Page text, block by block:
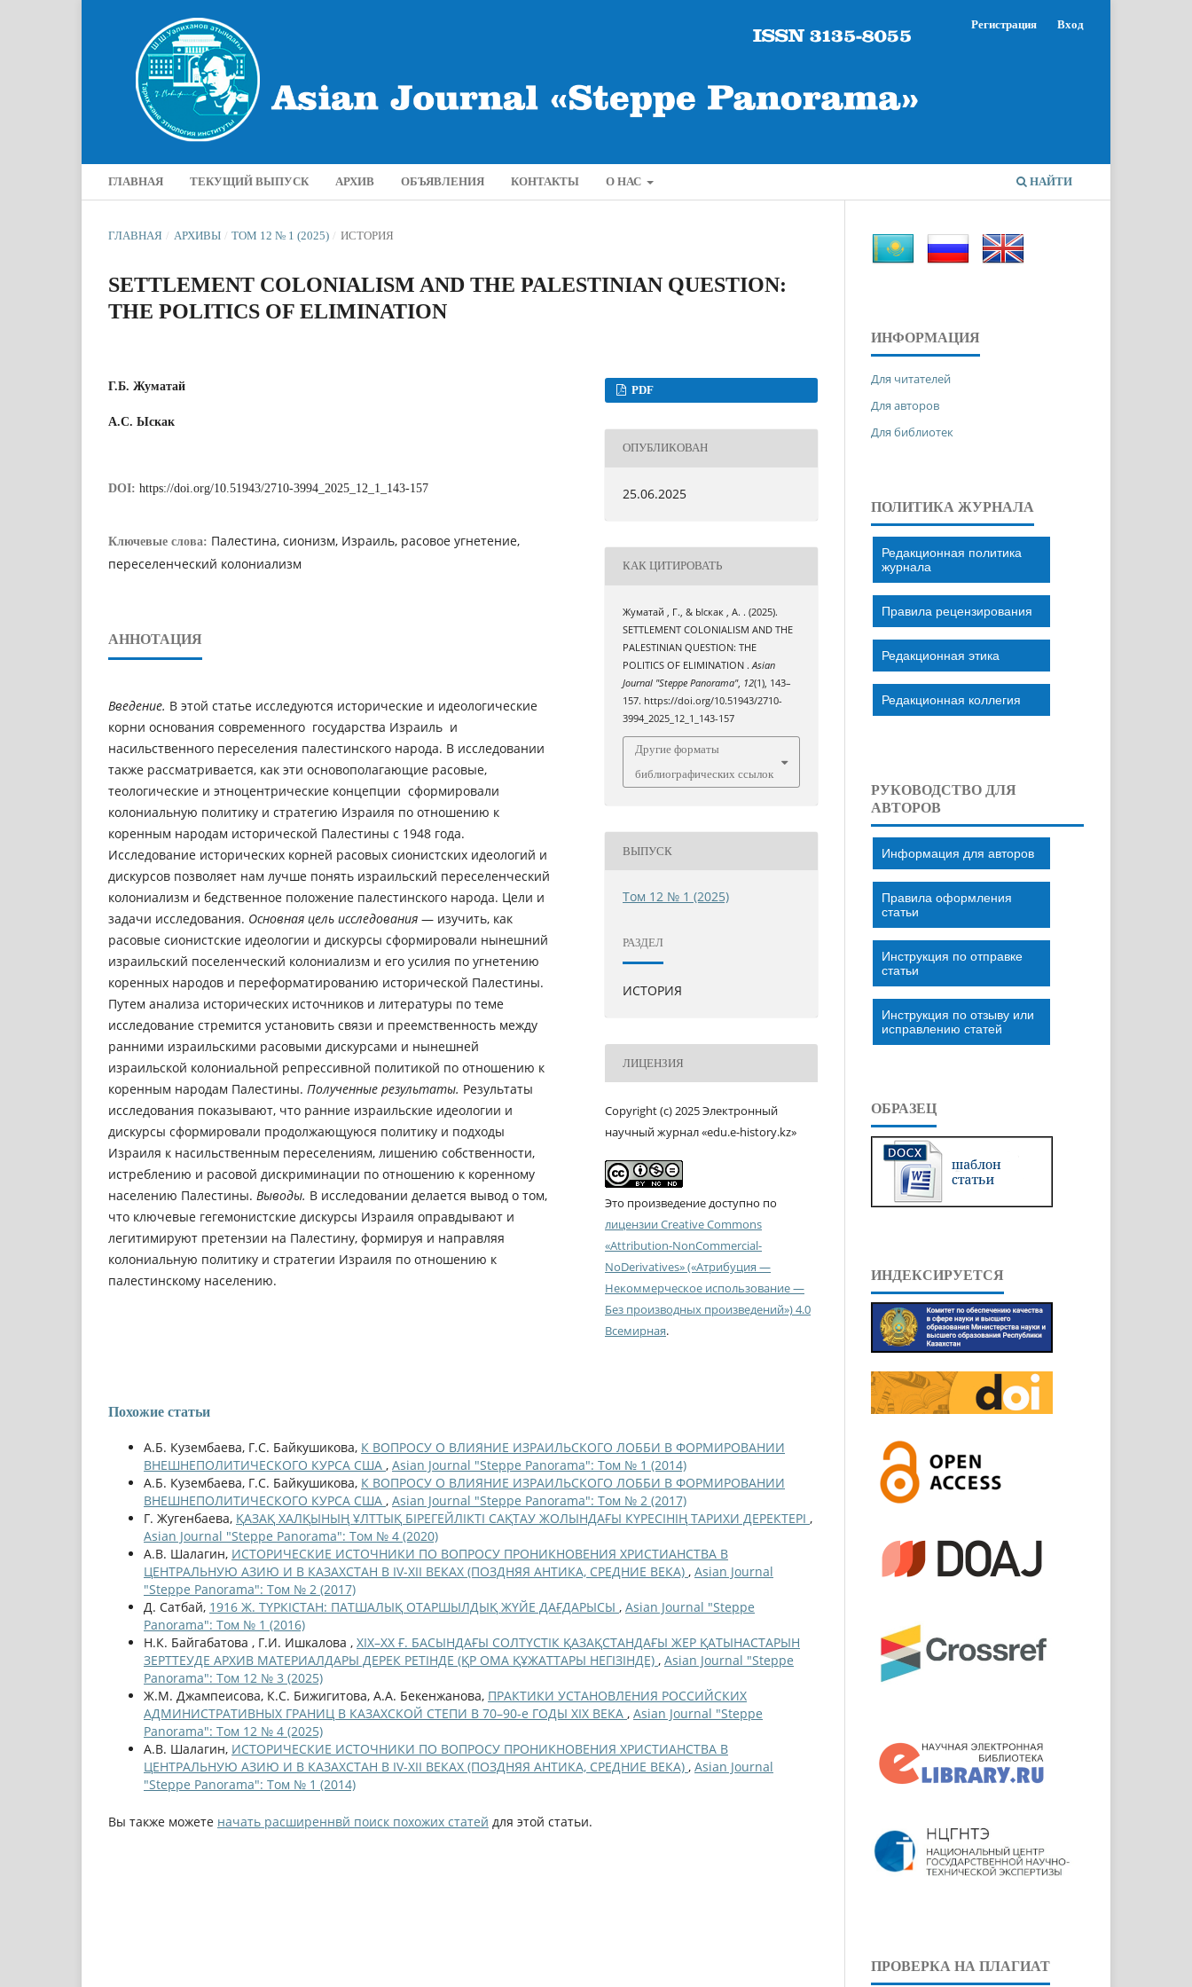
ГЛАВНАЯ ТЕКУЩИЙ ВЫПУСК АРХИВ ОБЪЯВЛЕНИЯ КОНТАКТЫ О НАС НАЙТИ
Регистрация Вход
ГЛАВНАЯ / АРХИВЫ / ТОМ 12 № 1 (2025) / ИСТОРИЯ
SETTLEMENT COLONIALISM AND THE PALESTINIAN QUESTION:
THE POLITICS OF ELIMINATION
Г.Б. Жуматай
А.С. Ыскак
DOI: https://doi.org/10.51943/2710-3994_2025_12_1_143-157
Ключевые слова: Палестина, сионизм, Израиль, расовое угнетение,
переселенческий колониализм
АННОТАЦИЯ
Введение. В этой статье исследуются исторические и идеологические
корни основания современного государства Израиль и
насильственного переселения палестинского народа. В исследовании
также рассматривается, как эти основополагающие расовые,
теологические и этноцентрические концепции сформировали
колониальную политику и стратегию Израиля по отношению к
коренным народам исторической Палестины с 1948 года.
Исследование исторических корней расовых сионистских идеологий и
дискурсов позволяет нам лучше понять израильский переселенческий
колониализм и бедственное положение палестинского народа. Цели и
задачи исследования. Основная цель исследования — изучить, как
расовые сионистские идеологии и дискурсы сформировали нынешний
израильский поселенческий колониализм и его усилия по угнетению
коренных народов и переформатированию исторической Палестины.
Путем анализа исторических источников и литературы по теме
исследование стремится установить связи и преемственность между
ранними израильскими расовыми дискурсами и нынешней
израильской колониальной репрессивной политикой по отношению к
коренным народам Палестины. Полученные результаты. Результаты
исследования показывают, что ранние израильские идеологии и
дискурсы сформировали продолжающуюся политику и подходы
Израиля к насильственным переселениям, лишению собственности,
истреблению и расовой дискриминации по отношению к коренному
населению Палестины. Выводы. В исследовании делается вывод о том,
что ключевые гегемонистские дискурсы Израиля оправдывают и
легитимируют претензии на Палестину, формируя и направляя
колониальную политику и стратегии Израиля по отношению к
палестинскому населению.
PDF
ОПУБЛИКОВАН
25.06.2025
КАК ЦИТИРОВАТЬ
Жуматай , Г., & Ыскак , А. . (2025).
SETTLEMENT COLONIALISM AND THE
PALESTINIAN QUESTION: THE
POLITICS OF ELIMINATION .Asian
Journal "Steppe Panorama", 12(1), 143–
157. https://doi.org/10.51943/2710-
3994_2025_12_1_143-157
Другие форматы
библиографических ссылок
ВЫПУСК
Том 12 № 1 (2025)
РАЗДЕЛ
ИСТОРИЯ
ЛИЦЕНЗИЯ
Copyright (c) 2025 Электронный
научный журнал «edu.e-history.kz»
Это произведение доступно по
лицензии Creative Commons
«Attribution-NonCommercial-
NoDerivatives» («Атрибуция —
Некоммерческое использование —
Без производных произведений») 4.0
Всемирная.
Похожие статьи
А.Б. Кузембаева, Г.С. Байкушикова, К ВОПРОСУ О ВЛИЯНИЕ ИЗРАИЛЬСКОГО ЛОББИ В ФОРМИРОВАНИИ
ВНЕШНЕПОЛИТИЧЕСКОГО КУРСА США , Asian Journal "Steppe Panorama": Том № 1 (2014)
А.Б. Кузембаева, Г.С. Байкушикова, К ВОПРОСУ О ВЛИЯНИЕ ИЗРАИЛЬСКОГО ЛОББИ В ФОРМИРОВАНИИ
ВНЕШНЕПОЛИТИЧЕСКОГО КУРСА США , Asian Journal "Steppe Panorama": Том № 2 (2017)
Г. Жугенбаева, ҚАЗАҚ ХАЛҚЫНЫҢ ҰЛТТЫҚ БІРЕГЕЙЛІКТІ САҚТАУ ЖОЛЫНДАҒЫ КҮРЕСІНІҢ ТАРИХИ ДЕРЕКТЕРІ ,
Asian Journal "Steppe Panorama": Том № 4 (2020)
А.В. Шалагин, ИСТОРИЧЕСКИЕ ИСТОЧНИКИ ПО ВОПРОСУ ПРОНИКНОВЕНИЯ ХРИСТИАНСТВА В
ЦЕНТРАЛЬНУЮ АЗИЮ И В КАЗАХСТАН В IV-XII ВЕКАХ (ПОЗДНЯЯ АНТИКА, СРЕДНИЕ ВЕКА) , Asian Journal
"Steppe Panorama": Том № 2 (2017)
Д. Сатбай, 1916 Ж. ТҮРКІСТАН: ПАТШАЛЫҚ ОТАРШЫЛДЫҚ ЖҮЙЕ ДАҒДАРЫСЫ , Asian Journal "Steppe
Panorama": Том № 1 (2016)
Н.К. Байгабатова , Г.И. Ишкалова , ХІХ–ХХ Ғ. БАСЫНДАҒЫ СОЛТҮСТІК ҚАЗАҚСТАНДАҒЫ ЖЕР ҚАТЫНАСТАРЫН
ЗЕРТТЕУДЕ АРХИВ МАТЕРИАЛДАРЫ ДЕРЕК РЕТІНДЕ (ҚР ОМА ҚҰЖАТТАРЫ НЕГІЗІНДЕ) , Asian Journal "Steppe
Panorama": Том 12 № 3 (2025)
Ж.М. Джампеисова, К.С. Бижигитова, А.А. Бекенжанова, ПРАКТИКИ УСТАНОВЛЕНИЯ РОССИЙСКИХ
АДМИНИСТРАТИВНЫХ ГРАНИЦ В КАЗАХСКОЙ СТЕПИ В 70–90-е ГОДЫ XIX ВЕКА , Asian Journal "Steppe
Panorama": Том 12 № 4 (2025)
А.В. Шалагин, ИСТОРИЧЕСКИЕ ИСТОЧНИКИ ПО ВОПРОСУ ПРОНИКНОВЕНИЯ ХРИСТИАНСТВА В
ЦЕНТРАЛЬНУЮ АЗИЮ И В КАЗАХСТАН В IV-XII ВЕКАХ (ПОЗДНЯЯ АНТИКА, СРЕДНИЕ ВЕКА) , Asian Journal
"Steppe Panorama": Том № 1 (2014)
Вы также можете начать расширеннвй поиск похожих статей для этой статьи.
ИНФОРМАЦИЯ
Для читателей
Для авторов
Для библиотек
ПОЛИТИКА ЖУРНАЛА
Редакционная политика
журнала
Правила рецензирования
Редакционная этика
Редакционная коллегия
РУКОВОДСТВО ДЛЯ
АВТОРОВ
Информация для авторов
Правила оформления
статьи
Инструкция по отправке
статьи
Инструкция по отзыву или
исправлению статей
ОБРАЗЕЦ
ИНДЕКСИРУЕТСЯ
ПРОВЕРКА НА ПЛАГИАТ